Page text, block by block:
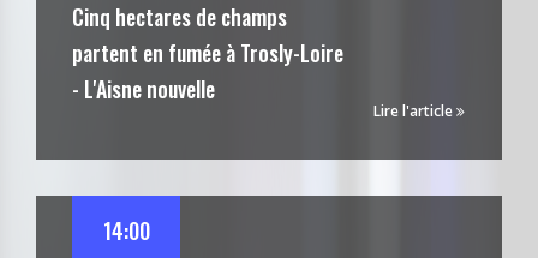
Cinq hectares de champs
partent en fumée à Trosly-Loire
- L'Aisne nouvelle
Lire l'article
14:00